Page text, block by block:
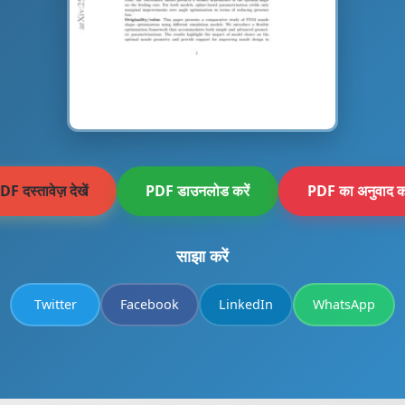
दस्तावेज़ देखें PDF डाउनलोड करें PDF का अनुवाद
साझा करें
Twitter Facebook LinkedIn WhatsApp